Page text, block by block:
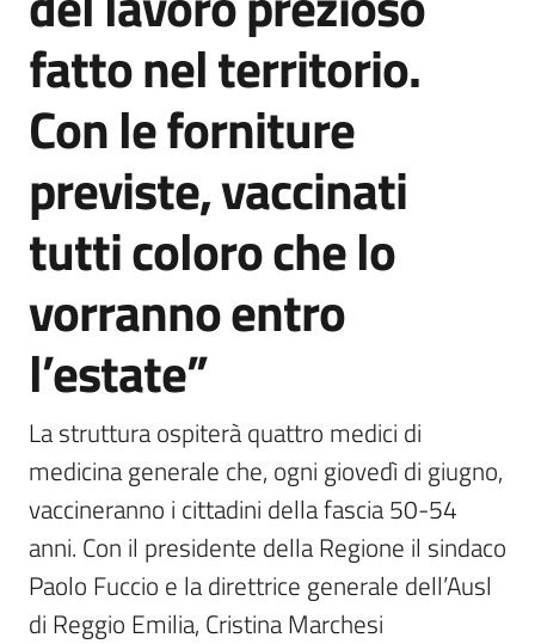
fatto nel territorio.
Con le forniture
previste, vaccinati
tutti coloro che lo
vorranno entro
l’estate”
La struttura ospiterà quattro medici di
medicina generale che, ogni giovedì di giugno,
vaccineranno i cittadini della fascia 50-54
anni. Con il presidente della Regione il sindaco
Paolo Fuccio e la direttrice generale dell’Ausl
di Reggio Emilia, Cristina Marchesi